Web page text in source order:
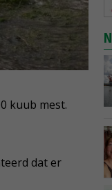
kuub mest.
dat er